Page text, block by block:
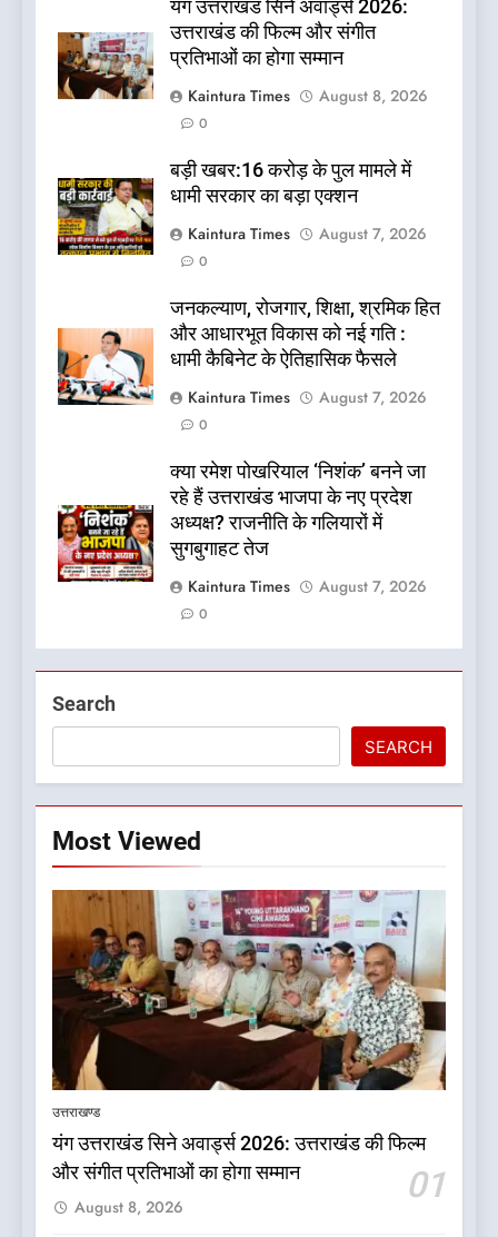
यंग उत्तराखंड सिने अवार्ड्स 2026:
उत्तराखंड की फिल्म और संगीत
प्रतिभाओं का होगा सम्मान
Kaintura Times
August 8, 2026
0
बड़ी खबर:16 करोड़ के पुल मामले में
धामी सरकार का बड़ा एक्शन
Kaintura Times
August 7, 2026
0
जनकल्याण, रोजगार, शिक्षा, श्रमिक हित
और आधारभूत विकास को नई गति :
धामी कैबिनेट के ऐतिहासिक फैसले
Kaintura Times
August 7, 2026
0
क्या रमेश पोखरियाल ‘निशंक’ बनने जा
रहे हैं उत्तराखंड भाजपा के नए प्रदेश
अध्यक्ष? राजनीति के गलियारों में
सुगबुगाहट तेज
Kaintura Times
August 7, 2026
0
Search
SEARCH
Most Viewed
उत्तराखण्ड
यंग उत्तराखंड सिने अवार्ड्स 2026: उत्तराखंड की फिल्म
और संगीत प्रतिभाओं का होगा सम्मान
01
August 8, 2026
दुखद खबर:उत्तराखंड में मौत की खाई
में समाया पूरा परिवार, पांच की दर्दनाक
6